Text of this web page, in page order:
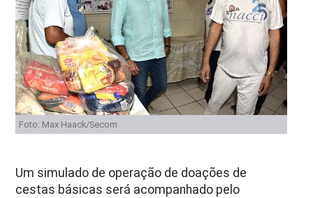
Foto: Max Haack/Secom
Um simulado de operação de doações de
cestas básicas será acompanhado pelo